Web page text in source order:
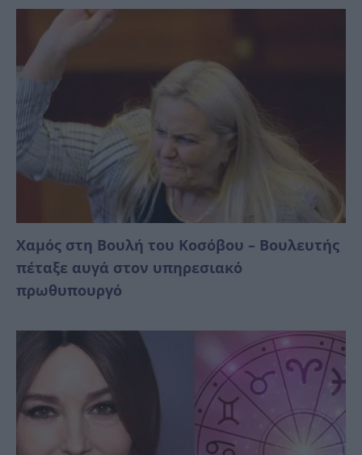
Χαμός στη Βουλή του Κοσόβου – Βουλευτής
πέταξε αυγά στον υπηρεσιακό
πρωθυπουργό